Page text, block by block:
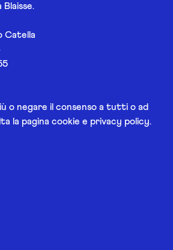
Catella
o negare il consenso a tutti o ad
la pagina cookie e privacy policy.